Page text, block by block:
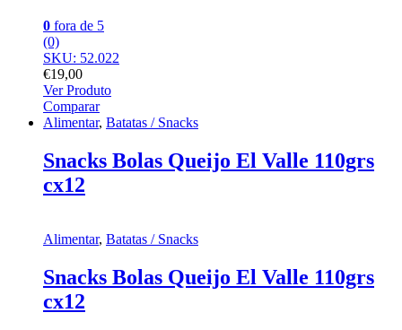
0 fora de 5
(0)
SKU: 52.022
€19,00
Ver Produto
Comparar
Alimentar, Batatas / Snacks
Snacks Bolas Queijo El Valle 110grs
cx12
Alimentar, Batatas / Snacks
Snacks Bolas Queijo El Valle 110grs
cx12